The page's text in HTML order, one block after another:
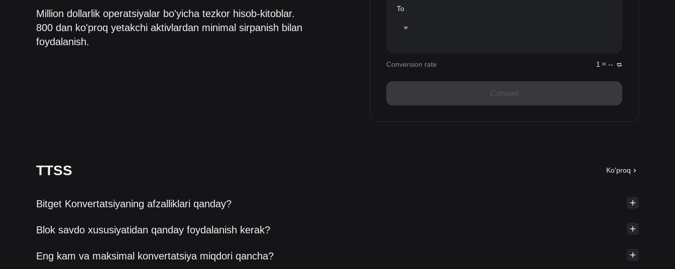
Million dollarlik operatsiyalar bo'yicha tezkor hisob-kitoblar.
800 dan ko'proq yetakchi aktivlardan minimal sirpanish bilan
foydalanish.
To
Conversion rate 1 ≈ --
Convert
TTSS Ko'proq
Bitget Konvertatsiyaning afzalliklari qanday?
Blok savdo xususiyatidan qanday foydalanish kerak?
Eng kam va maksimal konvertatsiya miqdori qancha?